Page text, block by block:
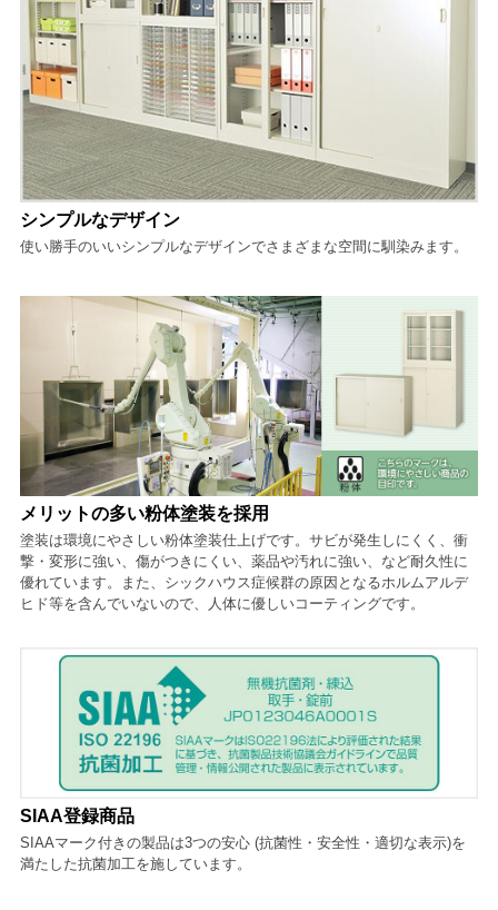
シンプルなデザイン
使い勝手のいいシンプルなデザインでさまざまな空間に馴染みます。
メリットの多い粉体塗装を採用
塗装は環境にやさしい粉体塗装仕上げです。サビが発生しにくく、衝
撃・変形に強い、傷がつきにくい、薬品や汚れに強い、など耐久性に
優れています。また、シックハウス症候群の原因となるホルムアルデ
ヒド等を含んでいないので、人体に優しいコーティングです。
SIAA登録商品
SIAAマーク付きの製品は3つの安心 (抗菌性・安全性・適切な表示)を
満たした抗菌加工を施しています。